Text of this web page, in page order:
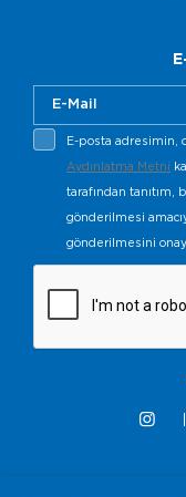
E-posta adresimin,
Aydınlatma Metni
tarafından
gönderilmesi
gönderilmesini